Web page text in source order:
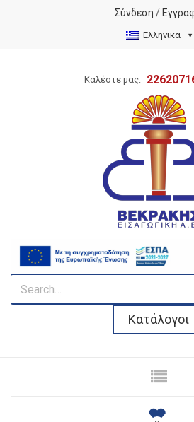
Σύνδεση /
Ελληνικα
Καλέστε μας:
Κατάλογοι